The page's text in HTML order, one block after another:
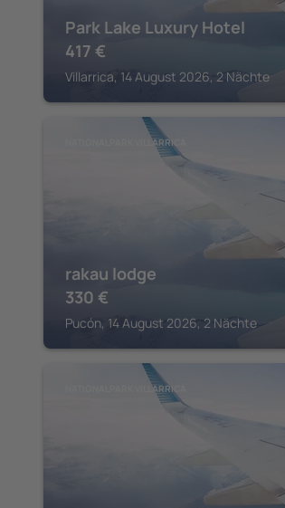
Park Lake Luxury Hotel
417 €
Villarrica, 14 August 2026, 2 Nächte
NATIONALPARK VILLARRICA
rakau lodge
330 €
Pucón, 14 August 2026, 2 Nächte
NATIONALPARK VILLARRICA